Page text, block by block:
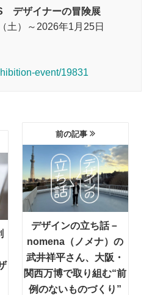
デザイナーの冒険展
土）～2026年1月25日
event/19831
前の記事
デザインの立ち話－
nomena（ノメナ）の
武井祥平さん、大阪・
関西万博で取り組む“前
例のないものづくり”